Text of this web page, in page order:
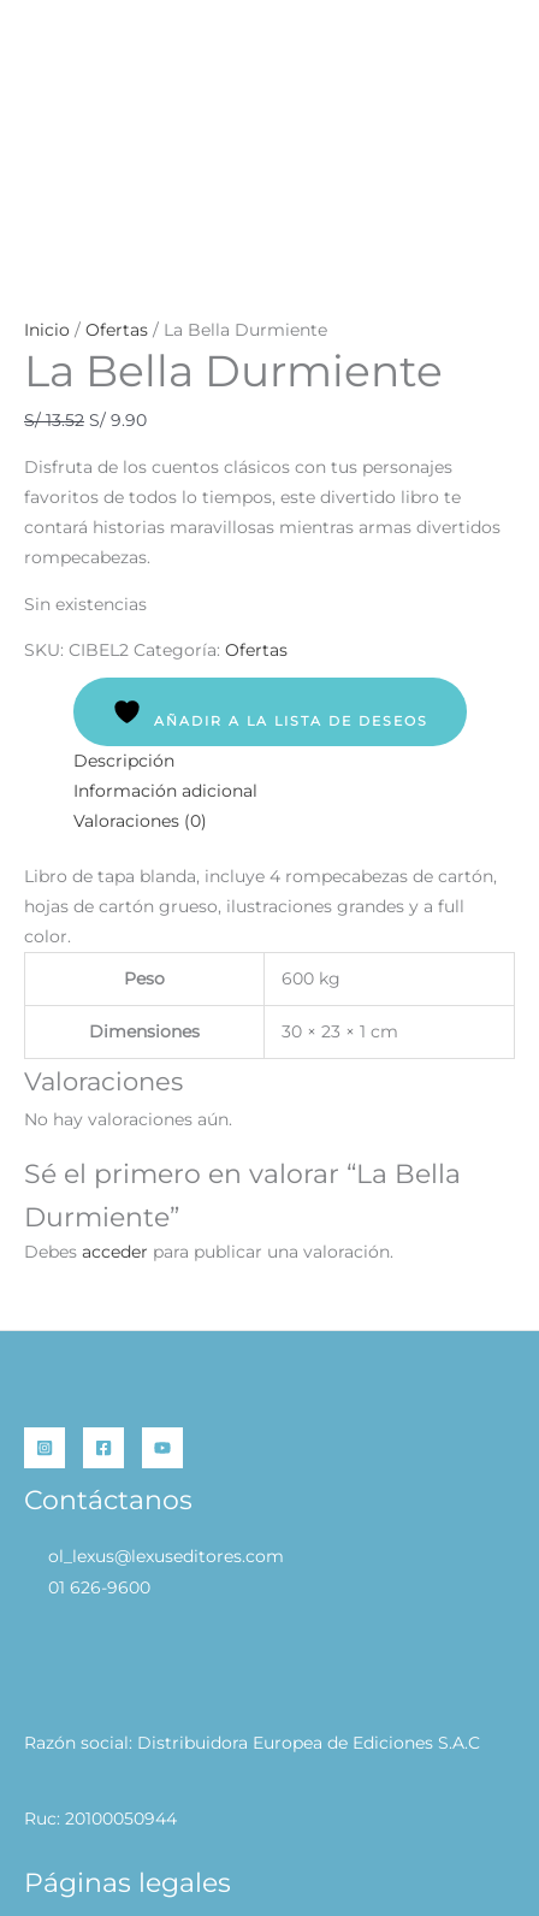
Inicio / Ofertas / La Bella Durmiente
La Bella Durmiente
S/13.52 S/ 9.90
Disfruta de los cuentos clásicos con tus personajes
favoritos de todos lo tiempos, este divertido libro te
contará historias maravillosas mientras armas divertidos
rompecabezas.
Sin existencias
SKU: CIBEL2 Categoría: Ofertas
AÑADIR A LA LISTA DE DESEOS
Descripción
Información adicional
Valoraciones (0)
Libro de tapa blanda, incluye 4 rompecabezas de cartón,
hojas de cartón grueso, ilustraciones grandes y a full
color.
Peso 600 kg
Dimensiones 30 × 23 × 1 cm
Valoraciones
No hay valoraciones aún.
Sé el primero en valorar “La Bella
Durmiente”
Debes acceder para publicar una valoración.
Contáctanos
ol_lexus@lexuseditores.com
01 626-9600
Razón social: Distribuidora Europea de Ediciones S.A.C
Ruc: 20100050944
Páginas legales